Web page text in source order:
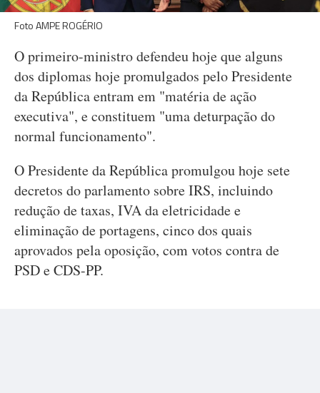
Foto AMPE ROGÉRIO
O primeiro-ministro defendeu hoje que alguns
dos diplomas hoje promulgados pelo Presidente
da República entram em "matéria de ação
executiva", e constituem "uma deturpação do
normal funcionamento".
O Presidente da República promulgou hoje sete
decretos do parlamento sobre IRS, incluindo
redução de taxas, IVA da eletricidade e
eliminação de portagens, cinco dos quais
aprovados pela oposição, com votos contra de
PSD e CDS-PP.